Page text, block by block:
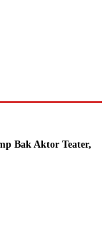
Bak Aktor Teater,